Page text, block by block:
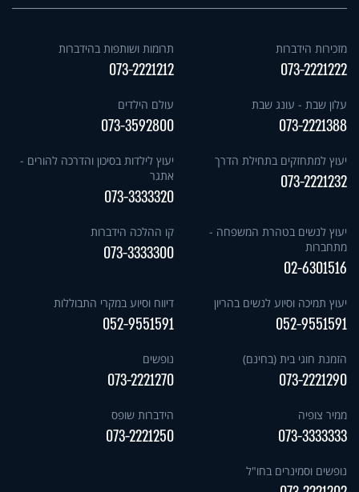
מזכירות הידברות
073-2221222
תרומות ושותפות בהידברות
073-2221212
עלון שבת - עונג שבת
073-2221388
עולם הילדים
073-3592800
יעוץ למתחזקים בתחילת הדרך
073-2221232
יעוץ לילדות בסיכון והדרכה להורים -
אתגר
073-3333320
יעוץ לנשים בטהרת המשפחה -
מתחברות
02-6301516
קו ההלכה הידברות
073-3333300
יעוץ תמיכה וסיוע לנשים בהריון
052-9551591
דיווח וסיוע במקרי התבוללות
052-9551591
הזמנת חוגי בית (בחינם)
073-2221290
נופשים
073-2221270
ממיר צופיה
073-3333333
הידברות שופס
073-2221250
נופשים וסמינרים בחו"ל